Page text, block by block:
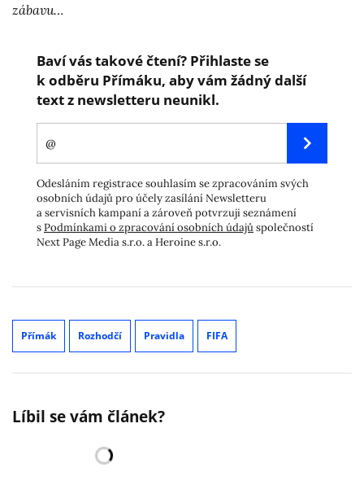
zábavu…
Baví vás takové čtení? Přihlaste se
k odběru Přímáku, aby vám žádný další
text z newsletteru neunikl.
Odesláním registrace souhlasím se zpracováním svých
osobních údajů pro účely zasílání Newsletteru
a servisních kampaní a zároveň potvrzuji seznámení
sPodmínkami o zpracování osobních údajůspolečností
Next Page Media s.r.o. a Heroine s.r.o.
Přímák Rozhodčí Pravidla FIFA
Líbil se vám článek?